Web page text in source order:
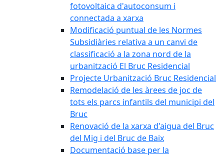
fotovoltaica d'autoconsum i
connectada a xarxa
Modificació puntual de les Normes
Subsidiàries relativa a un canvi de
classificació a la zona nord de la
urbanització El Bruc Residencial
Projecte Urbanització Bruc Residencial
Remodelació de les àrees de joc de
tots els parcs infantils del municipi del
Bruc
Renovació de la xarxa d'aigua del Bruc
del Mig i del Bruc de Baix
Documentació base per la